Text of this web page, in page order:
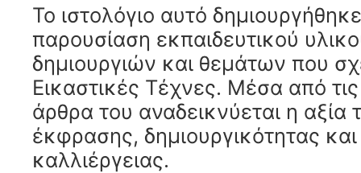
Το ιστολόγιο αυτό
παρουσίαση εκπαιδευτικού
δημιουργιών και θεμάτων που
Εικαστικές Τέχνες. Μέσα από
άρθρα του αναδεικνύεται η
έκφρασης, δημιουργικότητας και
καλλιέργειας.